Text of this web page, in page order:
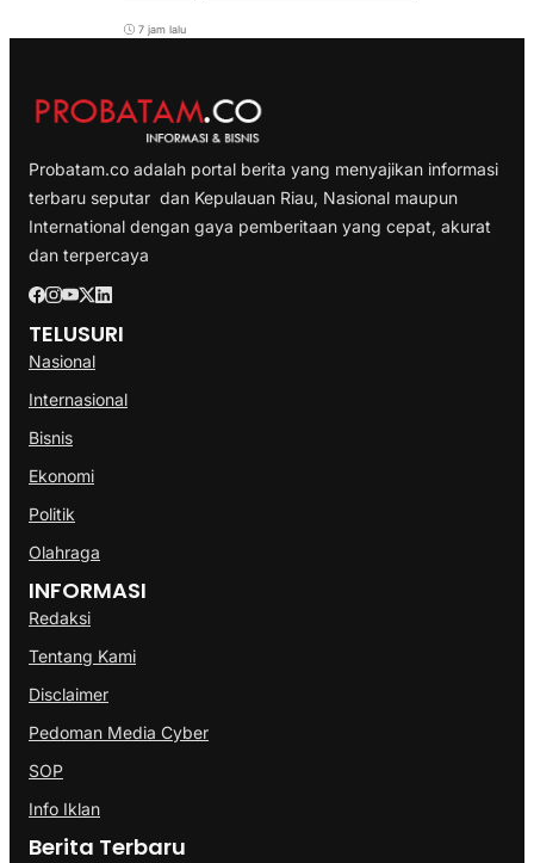
7 jam lalu
Probatam.co adalah portal berita yang menyajikan informasi
terbaru seputar dan Kepulauan Riau, Nasional maupun
International dengan gaya pemberitaan yang cepat, akurat
dan terpercaya
TELUSURI
Nasional
Internasional
Bisnis
Ekonomi
Politik
Olahraga
INFORMASI
Redaksi
Tentang Kami
Disclaimer
Pedoman Media Cyber
SOP
Info Iklan
Berita Terbaru